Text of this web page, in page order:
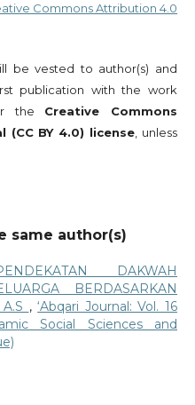
Commons Attribution 4.0
be vested to author(s) and
publication with the work
the Creative Commons
BY 4.0) license , unless
same author(s)
DAKWAH
BERDASARKAN
,‘Abqari Journal: Vol. 16
Social Sciences and